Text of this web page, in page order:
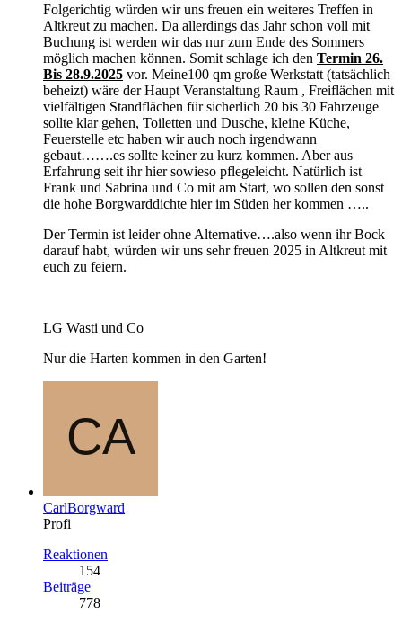
Folgerichtig würden wir uns freuen ein weiteres Treffen in
Altkreut zu machen. Da allerdings das Jahr schon voll mit
Buchung ist werden wir das nur zum Ende des Sommers
möglich machen können. Somit schlage ich den Termin 26.
Bis 28.9.2025 vor. Meine100 qm große Werkstatt (tatsächlich
beheizt) wäre der Haupt Veranstaltung Raum , Freiflächen mit
vielfältigen Standflächen für sicherlich 20 bis 30 Fahrzeuge
sollte klar gehen, Toiletten und Dusche, kleine Küche,
Feuerstelle etc haben wir auch noch irgendwann
gebaut…….es sollte keiner zu kurz kommen. Aber aus
Erfahrung seit ihr hier sowieso pflegeleicht. Natürlich ist
Frank und Sabrina und Co mit am Start, wo sollen den sonst
die hohe Borgwarddichte hier im Süden her kommen …..
Der Termin ist leider ohne Alternative….also wenn ihr Bock
darauf habt, würden wir uns sehr freuen 2025 in Altkreut mit
euch zu feiern.
LG Wasti und Co
Nur die Harten kommen in den Garten!
CarlBorgward
Profi
Reaktionen
154
Beiträge
778